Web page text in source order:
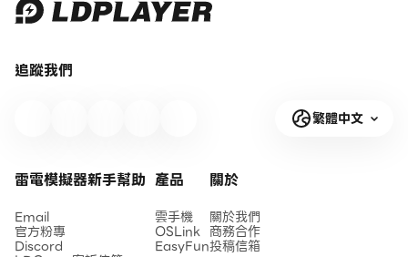
追蹤我們
繁體中文
雷電模擬器新手幫助
Email
官方粉專
Discord
產品
雲手機
OSLink
EasyFun
關於
關於我們
商務合作
投稿信箱